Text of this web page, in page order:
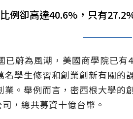
例卻高達40.6%，只有
已蔚為風潮，美國商學院已
名學生修習和創業創新有關的
業。舉例而言，密西根大學的
，總共募資十億台幣。